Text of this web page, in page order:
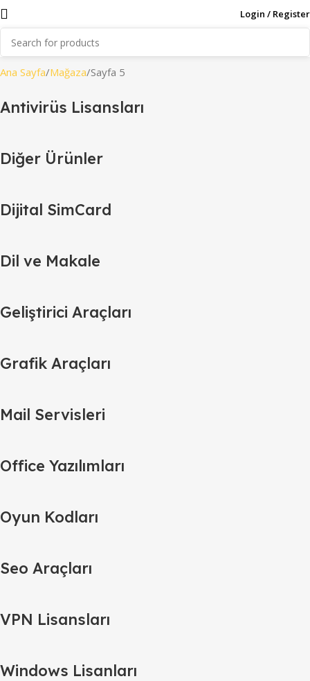
Login / Register
Ana Sayfa Mağaza Sayfa 5
Antivirüs Lisansları
Diğer Ürünler
Dijital SimCard
Dil ve Makale
Geliştirici Araçları
Grafik Araçları
Mail Servisleri
Office Yazılımları
Oyun Kodları
Seo Araçları
VPN Lisansları
Windows Lisanları